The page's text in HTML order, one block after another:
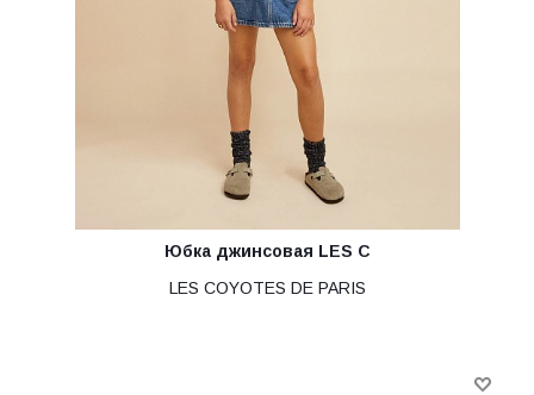
Юбка джинсовая LES C
LES COYOTES DE PARIS